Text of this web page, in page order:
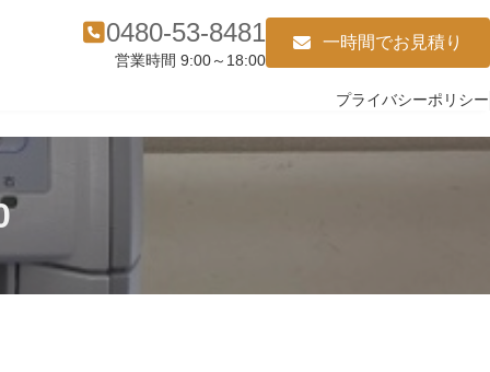
0480-53-8481
営業時間 9:00～18:00
一時間でお見積り
プライバシーポリシー